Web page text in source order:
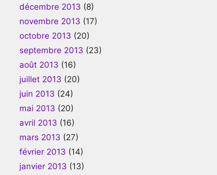
décembre 2013 (8)
novembre 2013 (17)
octobre 2013 (20)
septembre 2013 (23)
août 2013 (16)
juillet 2013 (20)
juin 2013 (24)
mai 2013 (20)
avril 2013 (16)
mars 2013 (27)
février 2013 (14)
janvier 2013 (13)